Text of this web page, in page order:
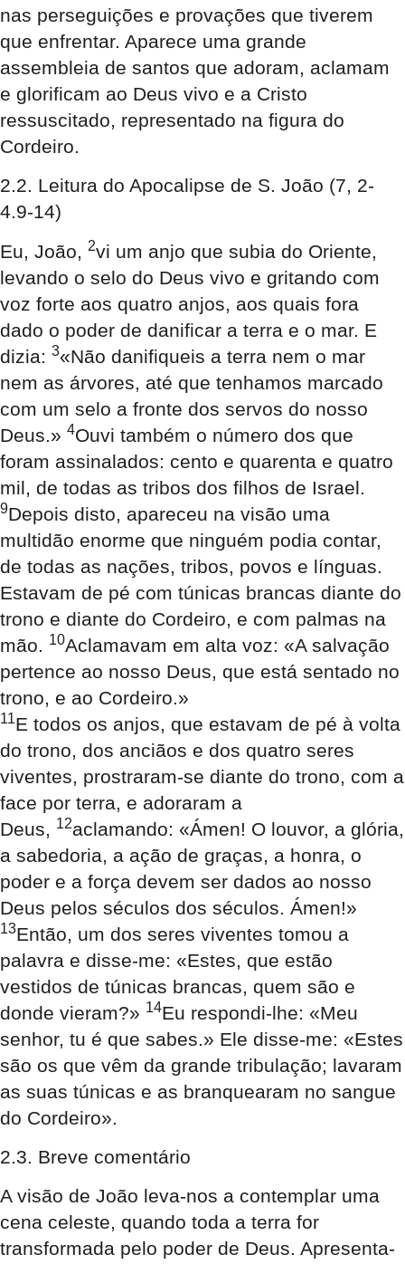
nas perseguições e provações que tiverem
que enfrentar. Aparece uma grande
assembleia de santos que adoram, aclamam
e glorificam ao Deus vivo e a Cristo
ressuscitado, representado na figura do
Cordeiro.
2.2. Leitura do Apocalipse de S. João (7, 2-
4.9-14)
Eu, João, 2vi um anjo que subia do Oriente,
levando o selo do Deus vivo e gritando com
voz forte aos quatro anjos, aos quais fora
dado o poder de danificar a terra e o mar. E
dizia: 3«Não danifiqueis a terra nem o mar
nem as árvores, até que tenhamos marcado
com um selo a fronte dos servos do nosso
Deus.» 4Ouvi também o número dos que
foram assinalados: cento e quarenta e quatro
mil, de todas as tribos dos filhos de Israel.
9Depois disto, apareceu na visão uma
multidão enorme que ninguém podia contar,
de todas as nações, tribos, povos e línguas.
Estavam de pé com túnicas brancas diante do
trono e diante do Cordeiro, e com palmas na
mão. 10Aclamavam em alta voz: «A salvação
pertence ao nosso Deus, que está sentado no
trono, e ao Cordeiro.»
11E todos os anjos, que estavam de pé à volta
do trono, dos anciãos e dos quatro seres
viventes, prostraram-se diante do trono, com a
face por terra, e adoraram a
Deus, 12aclamando: «Ámen! O louvor, a glória,
a sabedoria, a ação de graças, a honra, o
poder e a força devem ser dados ao nosso
Deus pelos séculos dos séculos. Ámen!»
13Então, um dos seres viventes tomou a
palavra e disse-me: «Estes, que estão
vestidos de túnicas brancas, quem são e
donde vieram?» 14Eu respondi-lhe: «Meu
senhor, tu é que sabes.» Ele disse-me: «Estes
são os que vêm da grande tribulação; lavaram
as suas túnicas e as branquearam no sangue
do Cordeiro».
2.3. Breve comentário
A visão de João leva-nos a contemplar uma
cena celeste, quando toda a terra for
transformada pelo poder de Deus. Apresenta-